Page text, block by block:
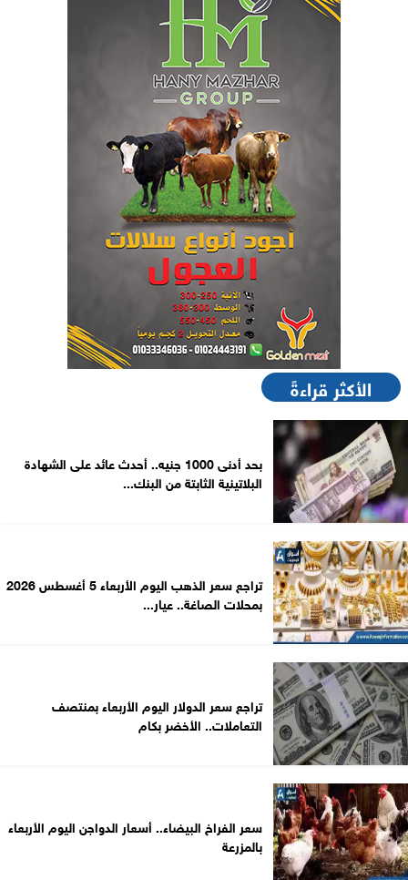
الأكثر قراءةً
بحد أدنى 1000 جنيه.. أحدث عائد على الشهادة
البلاتينية الثابتة من البنك...
تراجع سعر الذهب اليوم الأربعاء 5 أغسطس 2026
بمحلات الصاغة.. عيار...
تراجع سعر الدولار اليوم الأربعاء بمنتصف
التعاملات.. الأخضر بكام
سعر الفراخ البيضاء.. أسعار الدواجن اليوم الأربعاء
بالمزرعة